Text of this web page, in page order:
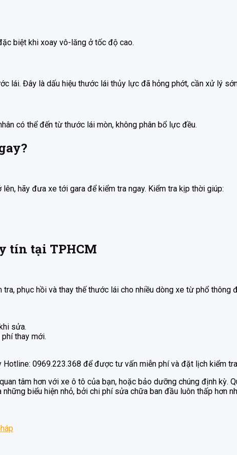
biệt khi xoay vô-lăng ở tốc độ cao.
lái. Đây là dấu hiệu thước lái thủy lực đã hỏng phớt, cần xử lý
có thể đến từ thước lái mòn, không phân bổ lực đều.
lên, hãy đưa xe tới gara để kiểm tra ngay. Kiểm tra kịp thời giúp:
tín tại TPHCM
phục hồi và thay thế thước lái cho nhiều dòng xe từ phổ thông
sửa.
thay mới.
0969.223.368 để được tư vấn miễn phí và đặt lịch kiểm
tâm hơn với xe ô tô của bạn, hoặc bảo dưỡng chúng định kỳ.
biểu hiện nhỏ, bởi chi phí sửa chữa ban đầu luôn thấp hơn